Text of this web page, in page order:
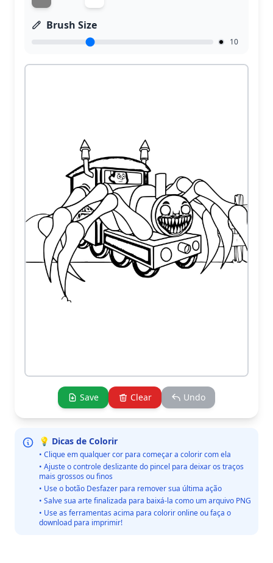
Brush Size
10
Save Clear Undo
💡 Dicas de Colorir
• Clique em qualquer cor para começar a colorir com ela
• Ajuste o controle deslizante do pincel para deixar os traços
mais grossos ou finos
• Use o botão Desfazer para remover sua última ação
• Salve sua arte finalizada para baixá-la como um arquivo PNG
• Use as ferramentas acima para colorir online ou faça o
download para imprimir!